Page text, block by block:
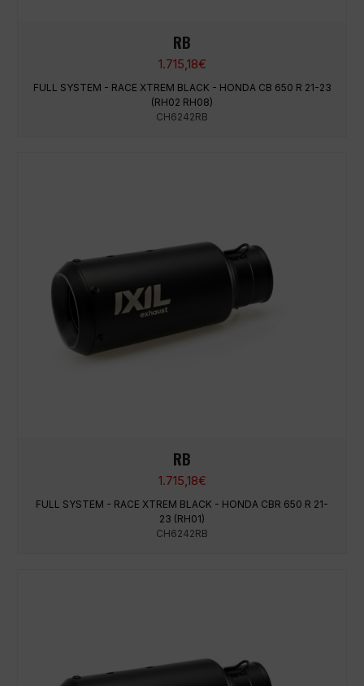
RB
1.715,18€
FULL SYSTEM - RACE XTREM BLACK - HONDA CB 650 R 21-23
(RH02 RH08)
CH6242RB
RB
1.715,18€
FULL SYSTEM - RACE XTREM BLACK - HONDA CBR 650 R 21-
23 (RH01)
CH6242RB